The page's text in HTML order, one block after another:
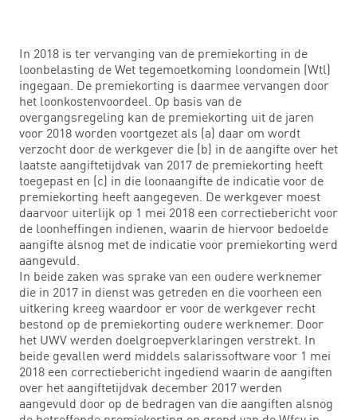
In 2018 is ter vervanging van de premiekorting in de
loonbelasting de Wet tegemoetkoming loondomein (Wtl)
ingegaan. De premiekorting is daarmee vervangen door
het loonkostenvoordeel. Op basis van de
overgangsregeling kan de premiekorting uit de jaren
voor 2018 worden voortgezet als (a) daar om wordt
verzocht door de werkgever die (b) in de aangifte over het
laatste aangiftetijdvak van 2017 de premiekorting heeft
toegepast en (c) in die loonaangifte de indicatie voor de
premiekorting heeft aangegeven. De werkgever moest
daarvoor uiterlijk op 1 mei 2018 een correctiebericht voor
de loonheffingen indienen, waarin de hiervoor bedoelde
aangifte alsnog met de indicatie voor premiekorting werd
aangevuld.
In beide zaken was sprake van een oudere werknemer
die in 2017 in dienst was getreden en die voorheen een
uitkering kreeg waardoor er voor de werkgever recht
bestond op de premiekorting oudere werknemer. Door
het UWV werden doelgroepverklaringen verstrekt. In
beide gevallen werd middels salarissoftware voor 1 mei
2018 een correctiebericht ingediend waarin de aangiften
over het aangiftetijdvak december 2017 werden
aangevuld door op de bedragen van die aangiften alsnog